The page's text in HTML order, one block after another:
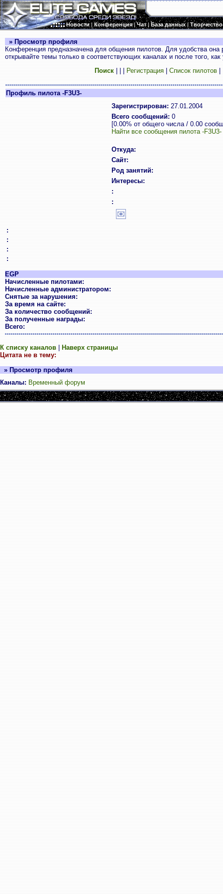
Новости|Конференция|Чат|База данных|Творчество
» Просмотр профиля
Конференция предназначена для общения пилотов. Для удобства
открывайте темы только в соответствующих каналах и после того,
Поиск
Регистрация Список пилотов
Профиль пилота -F3U3-
Зарегистрирован: 27.01.2004
Всего сообщений: 0
[0.00% от общего числа / 0.00
Найти все сообщения пилота -F3U3-
Откуда:
Сайт:
Род занятий:
Интересы:
:
:
:
:
:
:
EGP
Начисленные пилотами:
Начисленные администратором:
Снятые за нарушения:
За время на сайте:
За количество сообщений:
За полученные награды:
Всего:
К списку каналов
Наверх страницы
Цитата не в тему:
» Просмотр профиля
Каналы: Временный форум